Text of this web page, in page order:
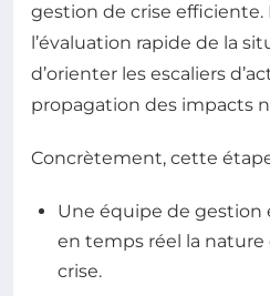
gestion de crise efficiente.
l’évaluation rapide de la
d’orienter les escaliers
propagation des impacts
Concrètement, cette
Une équipe de gestion
en temps réel la nature
crise.